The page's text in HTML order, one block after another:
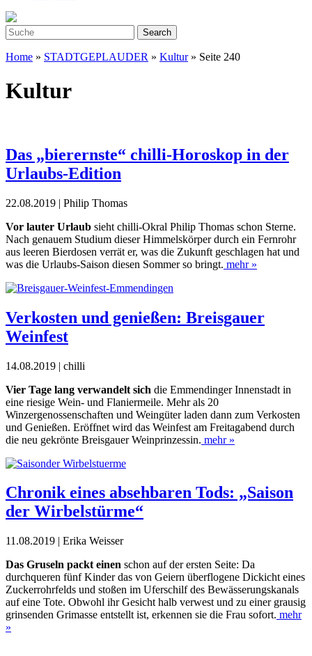
Home » STADTGEPLAUDER » Kultur» Seite 240
Kultur
Das „bierernste“ chilli-Horoskop in der
Urlaubs-Edition
22.08.2019 | Philip Thomas
Vor lauter Urlaub sieht chilli-Okral Philip Thomas schon Sterne.
Nach genauem Studium dieser Himmelskörper durch ein Fernrohr
aus leeren Bierdosen verrät er, was die Zukunft geschlagen hat und
was die Urlaubs-Saison diesen Sommer so bringt. mehr »
Verkosten und genießen: Breisgauer
Weinfest
14.08.2019 | chilli
Vier Tage lang verwandelt sich die Emmendinger Innenstadt in
eine riesige Wein- und Flaniermeile. Mehr als 20
Winzergenossenschaften und Weingüter laden dann zum Verkosten
und Genießen. Eröffnet wird das Weinfest am Freitagabend durch
die neu gekrönte Breisgauer Weinprinzessin. mehr »
Chronik eines absehbaren Tods: „Saison
der Wirbelstürme“
11.08.2019 | Erika Weisser
Das Gruseln packt einen schon auf der ersten Seite: Da
durchqueren fünf Kinder das von Geiern überflogene Dickicht eines
Zuckerrohrfelds und stoßen im Uferschilf des Bewässerungskanals
auf eine Tote. Obwohl ihr Gesicht halb verwest und zu einer grausig
grinsenden Grimasse entstellt ist, erkennen sie die Frau sofort. mehr
»